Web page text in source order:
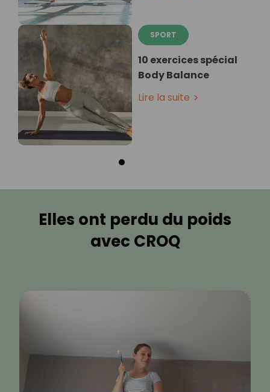
SPORT
10 exercices spécial
Body Balance
Lire la suite
Elles ont perdu du poids
avec CROQ